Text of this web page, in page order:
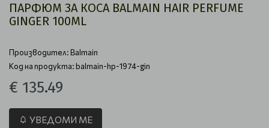
ПАРФЮМ ЗА КОСА BALMAIN HAIR PERFUME
GINGER 100ML
Производител:Balmain
Код на продукта: balmain-hp-1974-gin
€ 135.49
УВЕДОМИ МЕ